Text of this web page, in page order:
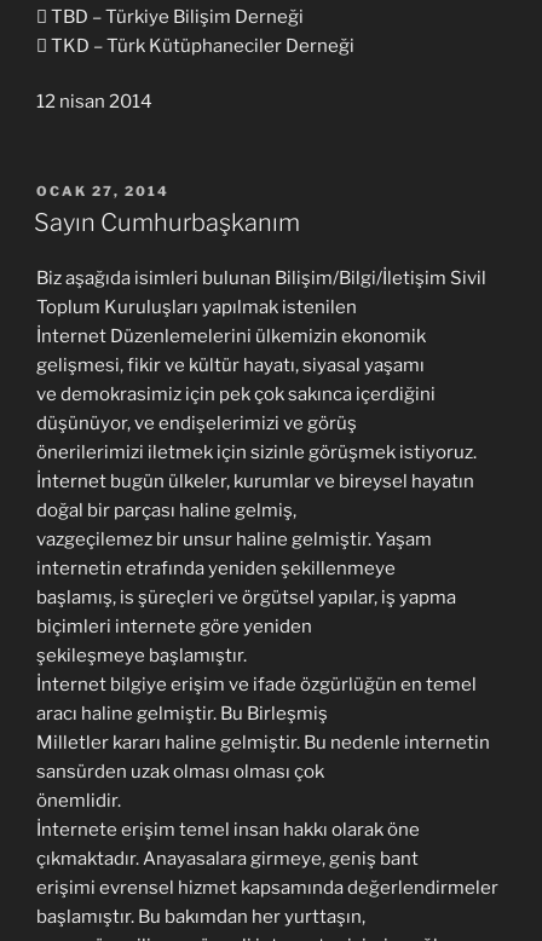
 TBD – Türkiye Bilişim Derneği
 TKD – Türk Kütüphaneciler Derneği
12 nisan 2014
YAYIM
TARIHI
OCAK 27, 2014
Sayın Cumhurbaşkanım
Biz aşağıda isimleri bulunan Bilişim/Bilgi/İletişim Sivil
Toplum Kuruluşları yapılmak istenilen
İnternet Düzenlemelerini ülkemizin ekonomik
gelişmesi, fikir ve kültür hayatı, siyasal yaşamı
ve demokrasimiz için pek çok sakınca içerdiğini
düşünüyor, ve endişelerimizi ve görüş
önerilerimizi iletmek için sizinle görüşmek istiyoruz.
İnternet bugün ülkeler, kurumlar ve bireysel hayatın
doğal bir parçası haline gelmiş,
vazgeçilemez bir unsur haline gelmiştir. Yaşam
internetin etrafında yeniden şekillenmeye
başlamış, is şüreçleri ve örgütsel yapılar, iş yapma
biçimleri internete göre yeniden
şekileşmeye başlamıştır.
İnternet bilgiye erişim ve ifade özgürlüğün en temel
aracı haline gelmiştir. Bu Birleşmiş
Milletler kararı haline gelmiştir. Bu nedenle internetin
sansürden uzak olması olması çok
önemlidir.
İnternete erişim temel insan hakkı olarak öne
çıkmaktadır. Anayasalara girmeye, geniş bant
erişimi evrensel hizmet kapsamında değerlendirmeler
başlamıştır. Bu bakımdan her yurttaşın,